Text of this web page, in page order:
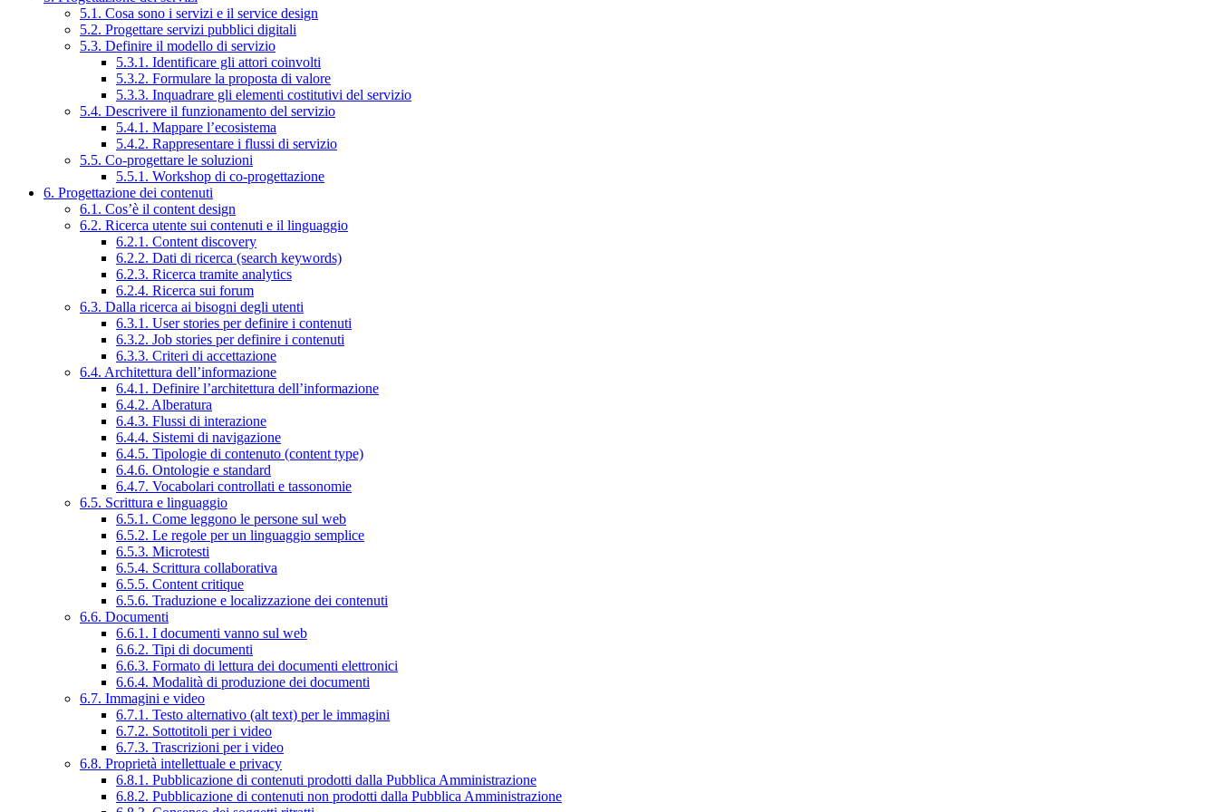
5.1. Cosa sono i servizi e il service design
5.2. Progettare servizi pubblici digitali
5.3. Definire il modello di servizio
5.3.1. Identificare gli attori coinvolti
5.3.2. Formulare la proposta di valore
5.3.3. Inquadrare gli elementi costitutivi del servizio
5.4. Descrivere il funzionamento del servizio
5.4.1. Mappare l’ecosistema
5.4.2. Rappresentare i flussi di servizio
5.5. Co-progettare le soluzioni
5.5.1. Workshop di co-progettazione
6. Progettazione dei contenuti
6.1. Cos’è il content design
6.2. Ricerca utente sui contenuti e il linguaggio
6.2.1. Content discovery
6.2.2. Dati di ricerca (search keywords)
6.2.3. Ricerca tramite analytics
6.2.4. Ricerca sui forum
6.3. Dalla ricerca ai bisogni degli utenti
6.3.1. User stories per definire i contenuti
6.3.2. Job stories per definire i contenuti
6.3.3. Criteri di accettazione
6.4. Architettura dell’informazione
6.4.1. Definire l’architettura dell’informazione
6.4.2. Alberatura
6.4.3. Flussi di interazione
6.4.4. Sistemi di navigazione
6.4.5. Tipologie di contenuto (content type)
6.4.6. Ontologie e standard
6.4.7. Vocabolari controllati e tassonomie
6.5. Scrittura e linguaggio
6.5.1. Come leggono le persone sul web
6.5.2. Le regole per un linguaggio semplice
6.5.3. Microtesti
6.5.4. Scrittura collaborativa
6.5.5. Content critique
6.5.6. Traduzione e localizzazione dei contenuti
6.6. Documenti
6.6.1. I documenti vanno sul web
6.6.2. Tipi di documenti
6.6.3. Formato di lettura dei documenti elettronici
6.6.4. Modalità di produzione dei documenti
6.7. Immagini e video
6.7.1. Testo alternativo (alt text) per le immagini
6.7.2. Sottotitoli per i video
6.7.3. Trascrizioni per i video
6.8. Proprietà intellettuale e privacy
6.8.1. Pubblicazione di contenuti prodotti dalla Pubblica Amministrazione
6.8.2. Pubblicazione di contenuti non prodotti dalla Pubblica Amministrazione